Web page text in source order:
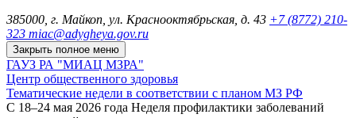
385000, г. Майкоп, ул. Краснооктябрьская, д. 43 +7 (8772) 210-
323 miac@adygheya.gov.ru
Закрыть полное меню
ГАУЗ РА "МИАЦ МЗРА"
Центр общественного здоровья
Тематические недели в соответствии с планом МЗ РФ
С 18–24 мая 2026 года Неделя профилактики заболеваний